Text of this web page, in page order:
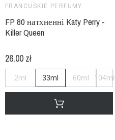
FRANCUSKIE PERFUMY
FP 80 натхненні Katy Perry -
Killer Queen
26,00 zł
2ml 33ml 60ml 104ml